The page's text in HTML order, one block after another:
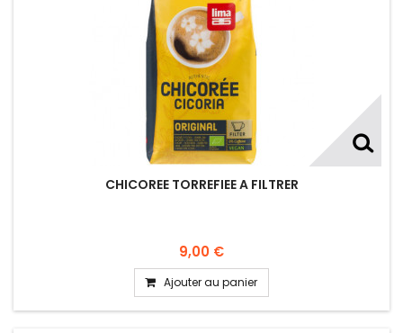
CHICOREE TORREFIEE A FILTRER
9,00 €
Ajouter au panier